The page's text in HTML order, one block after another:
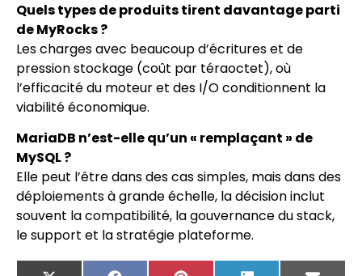
Quels types de produits tirent davantage parti
de MyRocks ?
Les charges avec beaucoup d’écritures et de
pression stockage (coût par téraoctet), où
l’efficacité du moteur et des I/O conditionnent la
viabilité économique.
MariaDB n’est-elle qu’un « remplaçant » de
MySQL ?
Elle peut l’être dans des cas simples, mais dans des
déploiements à grande échelle, la décision inclut
souvent la compatibilité, la gouvernance du stack,
le support et la stratégie plateforme.